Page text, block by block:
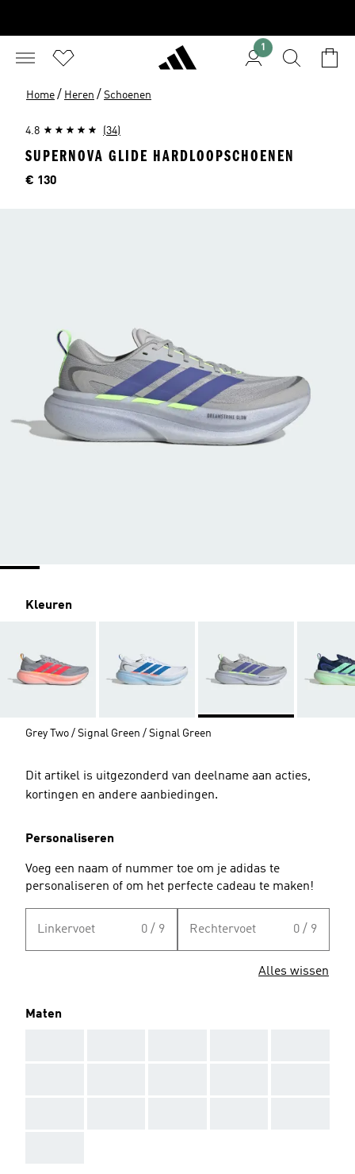
1
Home / Heren / Schoenen
4.8 (34)
SUPERNOVA GLIDE HARDLOOPSCHOENEN
Prijs
€ 130
Kleuren
Grey Two / Signal Green / Signal Green
Dit artikel is uitgezonderd van deelname aan acties,
kortingen en andere aanbiedingen.
Personaliseren
Voeg een naam of nummer toe om je adidas te
personaliseren of om het perfecte cadeau te maken!
Linkervoet 0 / 9 Rechtervoet 0 / 9
Alles wissen
Maten